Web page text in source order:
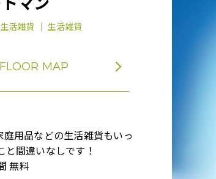
活雑貨 ｜ 生活雑貨
FLOOR MAP
用品などの生活雑貨もいっ
間違いなしです！
無料